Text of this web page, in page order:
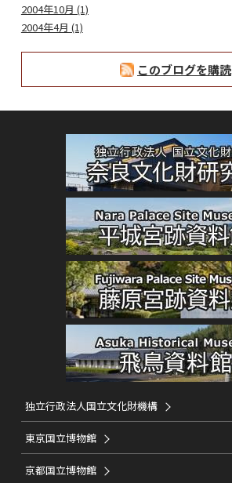
2004年10月 (1)
2004年4月 (1)
このブログを購読
独立行政法人国立文化財機構
東京国立博物館
京都国立博物館